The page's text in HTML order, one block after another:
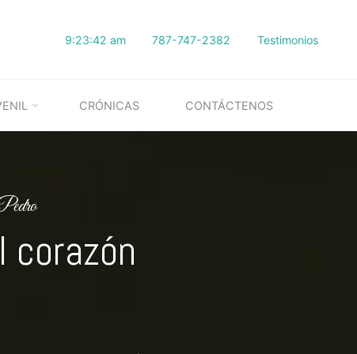
9:23:43 am 787-747-2382 Testimonios
CRÓNICAS CONTÁCTENOS